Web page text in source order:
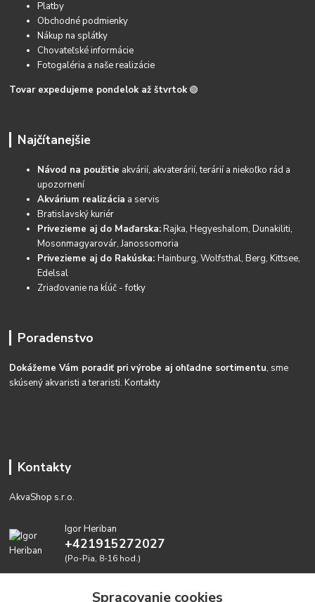
Platby
Obchodné podmienky
Nákup na splátky
Chovateľské informácie
Fotogaléria a naše realizácie
Tovar expedujeme pondelok až štvrtok 🟢
Najčítanejšie
Návod na použitie akvárií, akvaterárií, terárií a niekoľko rád a
upozornení
Akvárium realizácia a servis
Bratislavský kuriér
Privezieme aj do Maďarska:Rajka, Hegyeshalom, Dunakiliti,
Mosonmagyarovár, Janossomoria
Privezieme aj do Rakúska:Hainburg, Wolfsthal, Berg, Kittsee,
Edelsal
Zriaďovanie na kĺúč - fotky
Poradenstvo
Dokážeme Vám poradiť pri výrobe aj ohľadne sortimentu, sme
skúsený akvaristi a teraristi.Kontakty
Kontakty
AkvaShop s.r.o.
Igor Heriban
+421915272027
(Po-Pia, 8-16 hod.)
Spracovanie cookies